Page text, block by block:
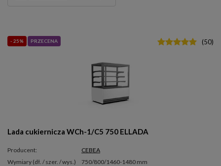
- 25% PRZECENA
Lada cukiernicza WCh-1/C5 750 ELLADA
Producent:
CEBEA
wymiary (dł. / szer. / wys.)
750/800/1460-1480 mm
(50)